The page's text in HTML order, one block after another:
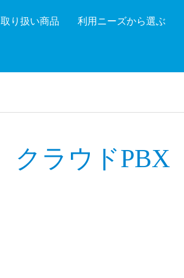
取り扱い商品 利用ニーズから選ぶ
クラウドPBX